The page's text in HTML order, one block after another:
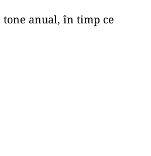
anual, în timp ce